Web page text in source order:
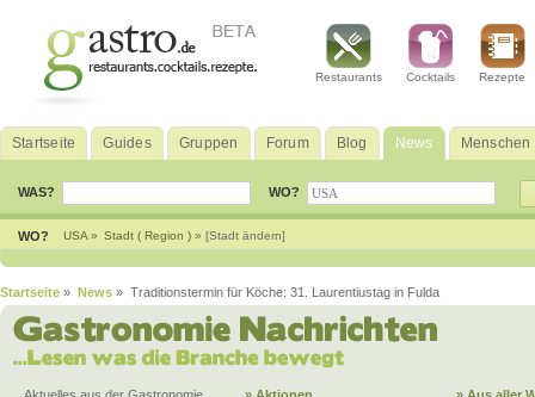
Restaurants Cocktails Rezepte
Startseite Guides Gruppen Forum Blog News Menschen
WAS? WO?
WO? USA » Stadt ( Region ) » [Stadt ändern]
Startseite » News » Traditionstermin für Köche: 31. Laurentiustag in Fulda